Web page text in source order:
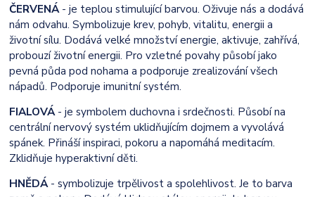
ČERVENÁ- je teplou stimulující barvou. Oživuje nás a dodává
nám odvahu. Symbolizuje krev, pohyb, vitalitu, energii a
životní sílu. Dodává velké množství energie, aktivuje, zahřívá,
probouzí životní energii. Pro vzletné povahy působí jako
pevná půda pod nohama a podporuje zrealizování všech
nápadů. Podporuje imunitní systém.
FIALOVÁ- je symbolem duchovna i srdečnosti. Působí na
centrální nervový systém uklidňujícím dojmem a vyvolává
spánek. Přináší inspiraci, pokoru a napomáhá meditacím.
Zklidňuje hyperaktivní děti.
HNĚDÁ- symbolizuje trpělivost a spolehlivost. Je to barva